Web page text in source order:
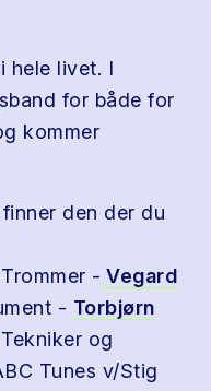
hele livet. I
for både for
kommer
den der du
- Vegard
- Torbjørn
og
Tunes v/Stig